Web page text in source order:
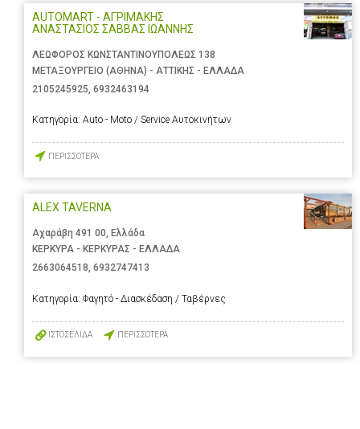
AUTOMART - ΑΓΡΙΜΑΚΗΣ
ΑΝΑΣΤΑΣΙΟΣ ΣΑΒΒΑΣ ΙΩΑΝΝΗΣ
ΛΕΩΦΟΡΟΣ ΚΩΝΣΤΑΝΤΙΝΟΥΠΟΛΕΩΣ 138
ΜΕΤΑΞΟΥΡΓΕΙΟ (ΑΘΗΝΑ) - ΑΤΤΙΚΗΣ - ΕΛΛΑΔΑ
2105245925, 6932463194
Κατηγορία: Auto - Moto / Service Αυτοκινήτων
ΠΕΡΙΣΣΟΤΕΡΑ
ALEX TAVERNA
Αχαράβη 491 00, Ελλάδα
ΚΕΡΚΥΡΑ - ΚΕΡΚΥΡΑΣ - ΕΛΛΑΔΑ
2663064518, 6932747413
Κατηγορία: Φαγητό - Διασκέδαση / Ταβέρνες
ΙΣΤΟΣΕΛΙΔΑ ΠΕΡΙΣΣΟΤΕΡΑ